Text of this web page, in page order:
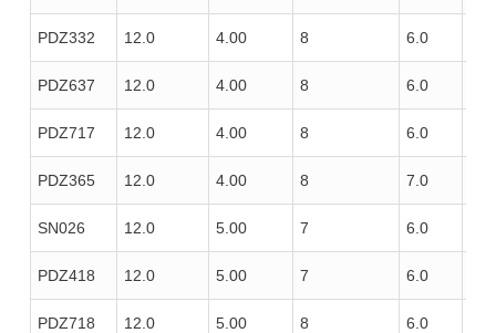
PDZ332 12.0 4.00 8 6.0
PDZ637 12.0 4.00 8 6.0
PDZ717 12.0 4.00 8 6.0
PDZ365 12.0 4.00 8 7.0
SN026 12.0 5.00 7 6.0
PDZ418 12.0 5.00 7 6.0
PDZ718 12.0 5.00 8 6.0